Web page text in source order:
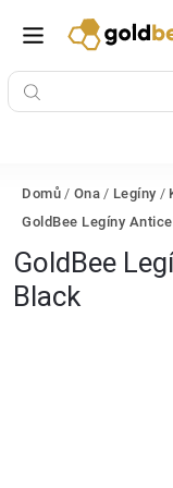
Domů / Ona / Legíny /
GoldBee Legíny
GoldBee
Black